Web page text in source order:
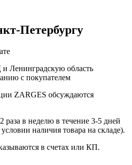
Петербургу
Ленинградскую область
с покупателем
ZARGES обсуждаются
раза в неделю в течение 3-5 дней
наличия товара на складе).
в счетах или КП.